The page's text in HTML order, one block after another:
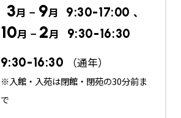
3月 − 9月 9:30-17:00 、
10月 − 2月
9:30-16:30
9:30-16:30 （通年）
※入館・入苑は閉館・閉苑の30分前ま
で